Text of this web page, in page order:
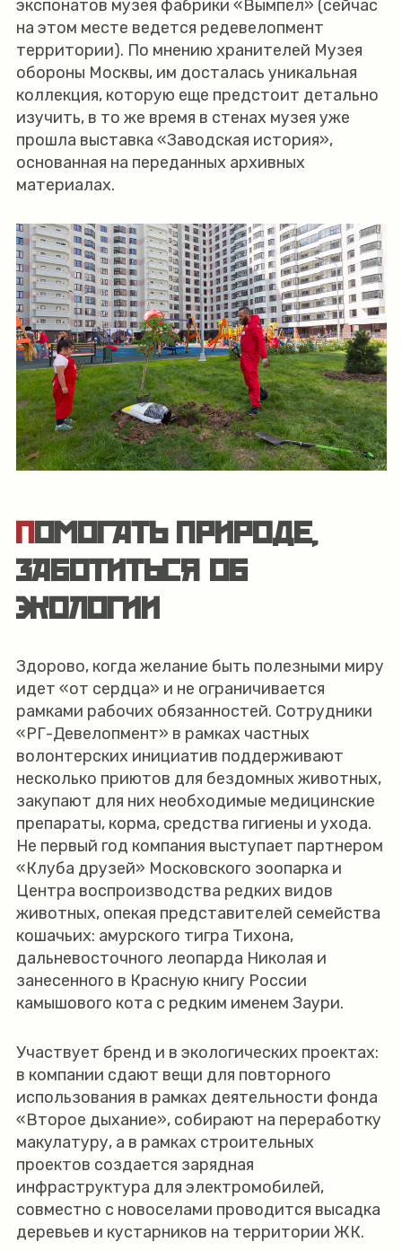
экспонатов музея фабрики «Вымпел» (сейчас
на этом месте ведется редевелопмент
территории). По мнению хранителей Музея
обороны Москвы, им досталась уникальная
коллекция, которую еще предстоит детально
изучить, в то же время в стенах музея уже
прошла выставка «Заводская история»,
основанная на переданных архивных
материалах.
ПОМОГАТЬ ПРИРОДЕ,
ЗАБОТИТЬСЯ ОБ
ЭКОЛОГИИ
Здорово, когда желание быть полезными миру
идет «от сердца» и не ограничивается
рамками рабочих обязанностей. Сотрудники
«РГ-Девелопмент» в рамках частных
волонтерских инициатив поддерживают
несколько приютов для бездомных животных,
закупают для них необходимые медицинские
препараты, корма, средства гигиены и ухода.
Не первый год компания выступает партнером
«Клуба друзей» Московского зоопарка и
Центра воспроизводства редких видов
животных, опекая представителей семейства
кошачьих: амурского тигра Тихона,
дальневосточного леопарда Николая и
занесенного в Красную книгу России
камышового кота с редким именем Заури.
Участвует бренд и в экологических проектах:
в компании сдают вещи для повторного
использования в рамках деятельности фонда
«Второе дыхание», собирают на переработку
макулатуру, а в рамках строительных
проектов создается зарядная
инфраструктура для электромобилей,
совместно с новоселами проводится высадка
деревьев и кустарников на территории ЖК.